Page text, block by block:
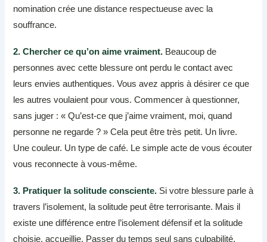
nomination crée une distance respectueuse avec la
souffrance.
2. Chercher ce qu’on aime vraiment. Beaucoup de
personnes avec cette blessure ont perdu le contact avec
leurs envies authentiques. Vous avez appris à désirer ce que
les autres voulaient pour vous. Commencer à questionner,
sans juger : « Qu’est-ce que j’aime vraiment, moi, quand
personne ne regarde ? » Cela peut être très petit. Un livre.
Une couleur. Un type de café. Le simple acte de vous écouter
vous reconnecte à vous-même.
3. Pratiquer la solitude consciente. Si votre blessure parle à
travers l’isolement, la solitude peut être terrorisante. Mais il
existe une différence entre l’isolement défensif et la solitude
choisie, accueillie. Passer du temps seul sans culpabilité,